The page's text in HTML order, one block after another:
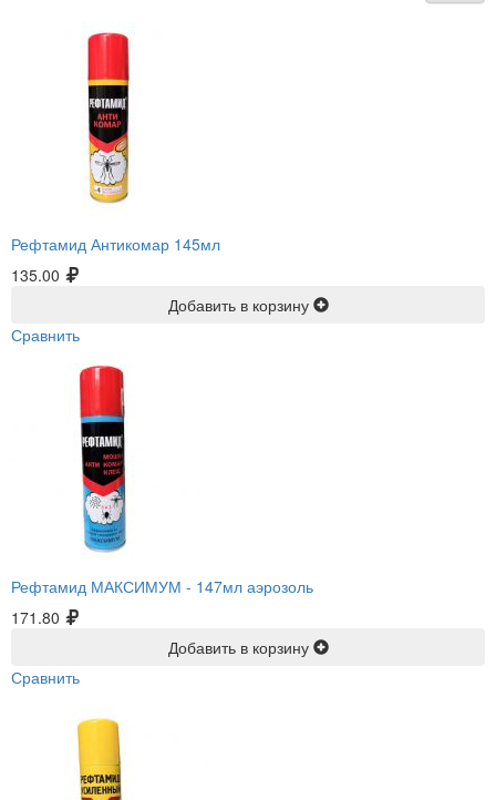
Рефтамид Антикомар 145мл
135.00
Добавить в корзину
Сравнить
Рефтамид МАКСИМУМ - 147мл аэрозоль
171.80
Добавить в корзину
Сравнить